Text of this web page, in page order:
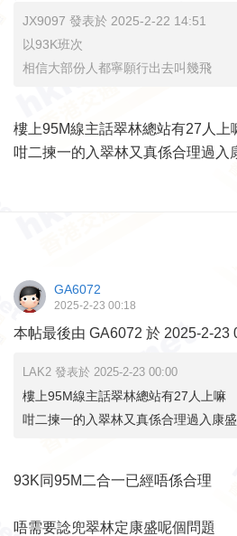
JX9097 發表於 2025-2-22 14:51
以93K班次
相信大部份人都寧願行出去叫幾飛
樓上95M線主話翠林總站有27人上
咁二揀一的入翠林又真係合理過入
GA6072
2025-2-23 00:18
本帖最後由 GA6072 於 2025-2-23
LAK2 發表於 2025-2-23 00:00
樓上95M線主話翠林總站有27人上嘛
咁二揀一的入翠林又真係合理過入康盛
93K同95M二合一已經唔係合理
唔需要諗兜翠林定康盛呢個問題